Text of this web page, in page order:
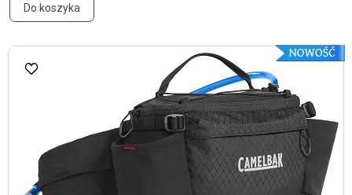
Do koszyka